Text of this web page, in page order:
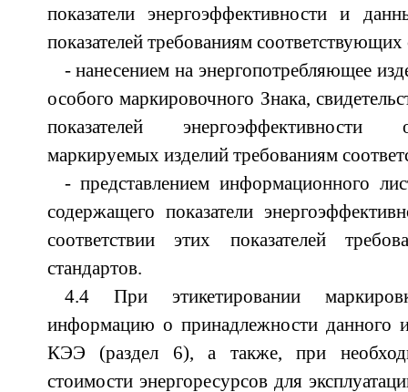
показатели энергоэффективности и
показателей требованиям соответствующих
- нанесением на энергопотребляющее
особого маркировочного Знака,
показателей энергоэффективности
маркируемых изделий требованиям
- представлением информационного
содержащего показатели
соответствии этих показателей
стандартов.
4.4 При этикетировании
информацию о принадлежности данного
КЭЭ (раздел 6), а также, при
стоимости энергоресурсов для